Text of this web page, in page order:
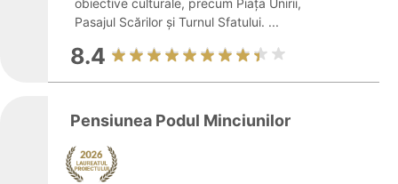
obiective culturale, precum Piața Unirii,
Pasajul Scărilor și Turnul Sfatului. ...
8.4
Pensiunea Podul Minciunilor